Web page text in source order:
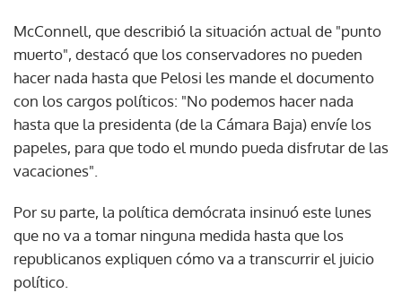
McConnell, que describió la situación actual de "punto
muerto", destacó que los conservadores no pueden
hacer nada hasta que Pelosi les mande el documento
con los cargos políticos: "No podemos hacer nada
hasta que la presidenta (de la Cámara Baja) envíe los
papeles, para que todo el mundo pueda disfrutar de las
vacaciones".
Por su parte, la política demócrata insinuó este lunes
que no va a tomar ninguna medida hasta que los
republicanos expliquen cómo va a transcurrir el juicio
político.